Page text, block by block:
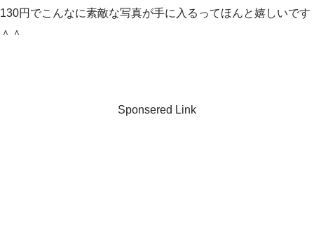
130円でこんなに素敵な写真が手に入るってほんと嬉しいです
＾＾
Sponsered Link